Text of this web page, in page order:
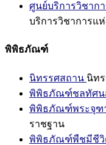
ศูนย์บริการวิชาก
บริการวิชาการแ
พิพิธภัณฑ์
นิทรรศสถาน นิท
พิพิธภัณฑ์ชลทัศน
พิพิธภัณฑ์พระจุฑ
ราชฐาน
พิพิธภัณฑ์พืชมีชีวิ